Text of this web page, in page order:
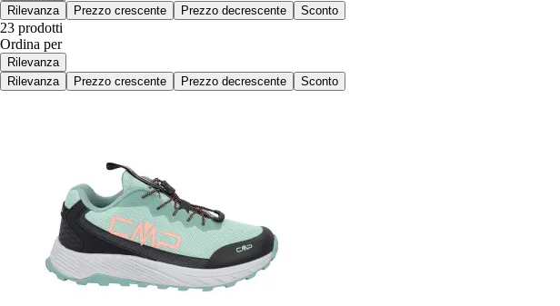
Rilevanza
Prezzo crescente Prezzo decrescente Sconto
23 prodotti
Ordina per
Rilevanza
Rilevanza
Prezzo crescente Prezzo decrescente Sconto